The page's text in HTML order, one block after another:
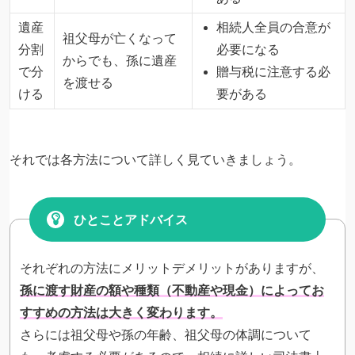
遺産
分割
で分
ける
祖父母が亡くなって
からでも、孫に遺産
を渡せる
相続人全員の合意が
必要になる
贈与税に注意する必
要がある
それでは各方法について詳しく見ていきましょう。
ひとことアドバイス
それぞれの方法にメリットデメリットがありますが、
孫に渡す財産の額や種類（不動産や現金）によってお
すすめの方法は大きく変わります。
さらには祖父母や孫の年齢、祖父母の体調について